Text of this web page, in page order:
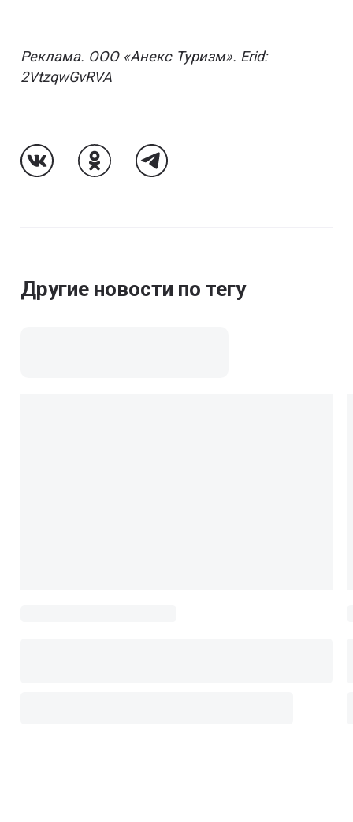
Реклама. ООО «Анекс Туризм». Erid:
2VtzqwGvRVA
Другие новости по тегу